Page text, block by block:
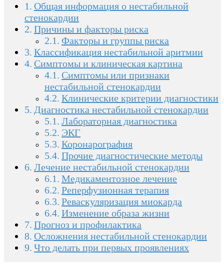
Общая информация о нестабильной
стенокардии
Причины и факторы риска
Факторы и группы риска
Классификация нестабильной аритмии
Симптомы и клиническая картина
Симптомы или признаки
нестабильной стенокардии
Клинические критерии диагностики
Диагностика нестабильной стенокардии
Лабораторная диагностика
ЭКГ
Коронарография
Прочие диагностические методы
Лечение нестабильной стенокардии
Медикаментозное лечение
Реперфузионная терапия
Реваскуляризация миокарда
Изменение образа жизни
Прогноз и профилактика
Осложнения нестабильной стенокардии
Что делать при первых проявлениях